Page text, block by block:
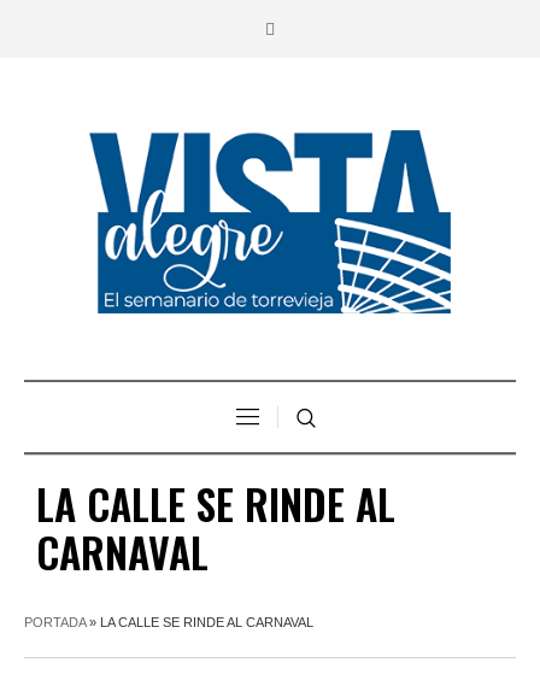
LA CALLE SE RINDE AL
CARNAVAL
PORTADA» LA CALLE SE RINDE AL CARNAVAL